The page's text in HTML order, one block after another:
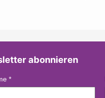
abonnieren
*